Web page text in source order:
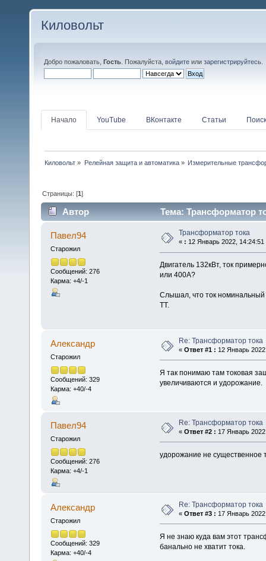
Киловольт
Добро пожаловать, Гость . Пожалуйста, войдите или зарегистрируйтесь
Начало YouTube ВКонтакте Статьи Поиск
Киловольт » Релейная защита и автоматика» Измерительные
Страницы: [1]
Автор Тема: Трансформатор
Павел94
Старожил
Сообщений: 276
Карма: +4/-1
Трансформатор тока
« : 12 Январь 2022, 14:24:51
Двигатель 132кВт, ток
или 400А?
Слышал, что ток номинальный
ТТ.
Алексaндр
Старожил
Сообщений: 329
Карма: +40/-4
Re: Трансформатор тока
« Ответ #1 : 12 Январь
Я так понимаю там токовая
увеличиваются и удорожание.
Павел94
Старожил
Сообщений: 276
Карма: +4/-1
Re: Трансформатор тока
« Ответ #2 : 17 Январь
удорожание не существенное
Алексaндр
Старожил
Сообщений: 329
Карма: +40/-4
Re: Трансформатор тока
« Ответ #3 : 17 Январь
Я не знаю куда вам этот
банально не хватит тока.